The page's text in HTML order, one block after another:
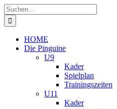
Zum
Inhalt
springen
Suche
nach:
HOME
Die Pinguine
U9
Kader
Spielplan
Trainingszeiten
U11
Kader